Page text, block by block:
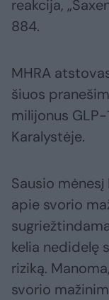
reakcija,
884.
MHRA
šiuos
milijonus
Karalystėje.
Sausio
apie svorio
kelia nedidelę
riziką.
svorio